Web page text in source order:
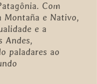
Com
Montaña e Nativo,
e a
Andes,
paladares ao